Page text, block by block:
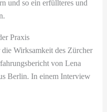
und so ein erfüllteres und
Praxis
Wirksamkeit des Zürcher
von Lena
Berlin. In einem Interview